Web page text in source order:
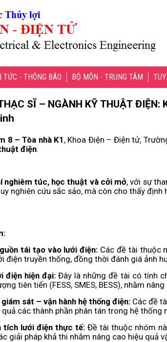
TỨC - THÔNG BÁO BỘ MÔN - TRUNG TÂM
Kết nối lý thuyết với thực tiễn – Gắn kết đào tạo với chuyển đổi năng lượng
8 – Tòa nhà K1, Khoa Điện – Điện tử,
điện.
nghiêm túc, học thuật và cởi mở, với sự
nghiên cứu sắc sảo, mà còn cho thấy
tái tạo vào lưới điện: Các đề tài thuộc
điện truyền thống, đồng thời đánh giá ảnh
điện hiện đại: Đây là những đề tài có tính
tiên tiến (FESS, SMES, BESS), nhằm
sát – vận hành hệ thống điện: Các đề
các thành phần phân tán trong hệ
tích lưới điện thực tế: Đề tài thuộc nhóm
giải pháp khả thi nhằm nâng cao hiệu